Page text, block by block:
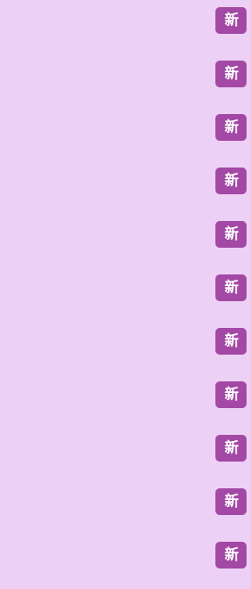
新
新
新
新
新
新
新
新
新
新
新